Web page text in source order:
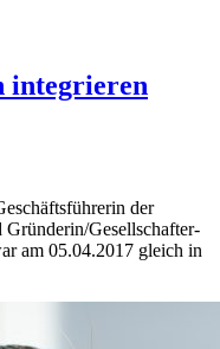
integrieren
der
Gesellschafter-
am 05.04.2017 gleich in